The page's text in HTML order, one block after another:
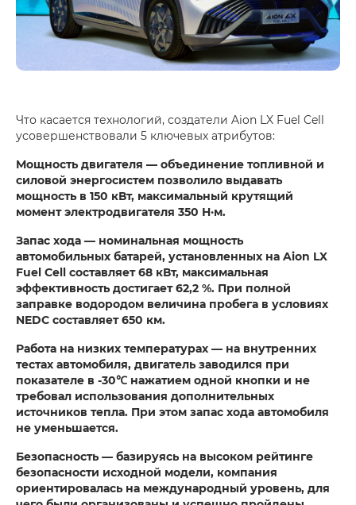
Что касается технологий, создатели Aion LX Fuel Cell
усовершенствовали 5 ключевых атрибутов:
Мощность двигателя — объединение топливной и
силовой энергосистем позволило выдавать
мощность в 150 кВт, максимальный крутящий
момент электродвигателя 350 Н·м.
Запас хода — номинальная мощность
автомобильных батарей, установленных на Aion LX
Fuel Cell составляет 68 кВт, максимальная
эффективность достигает 62,2 %. При полной
заправке водородом величина пробега в условиях
NEDC составляет 650 км.
Работа на низких температурах — на внутренних
тестах автомобиля, двигатель заводился при
показателе в -30℃ нажатием одной кнопки и не
требовал использования дополнительных
источников тепла. При этом запас хода автомобиля
не уменьшается.
Безопасность — базируясь на высоком рейтинге
безопасности исходной модели, компания
ориентировалась на международный уровень, для